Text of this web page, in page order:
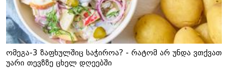
ომეგა-3 ზაფხულშიც საჭიროა? - რატომ არ უნდა ვთქვათ
უარი თევზზე ცხელ დღეებში